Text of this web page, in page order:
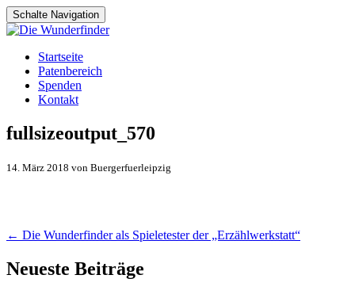
Schalte Navigation
Zum
Inhalt
springen
Startseite
Patenbereich
Spenden
Kontakt
fullsizeoutput_570
14. März 2018 von Buergerfuerleipzig
Artikel-
Navigation
← Die Wunderfinder als Spieletester der „Erzählwerkstatt“
Neueste Beiträge